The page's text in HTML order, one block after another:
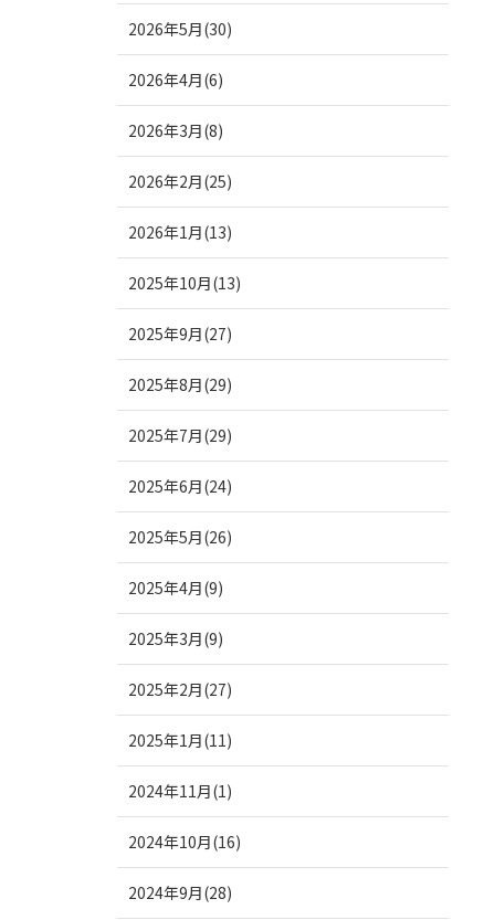
2026年5月(30)
2026年4月(6)
2026年3月(8)
2026年2月(25)
2026年1月(13)
2025年10月(13)
2025年9月(27)
2025年8月(29)
2025年7月(29)
2025年6月(24)
2025年5月(26)
2025年4月(9)
2025年3月(9)
2025年2月(27)
2025年1月(11)
2024年11月(1)
2024年10月(16)
2024年9月(28)